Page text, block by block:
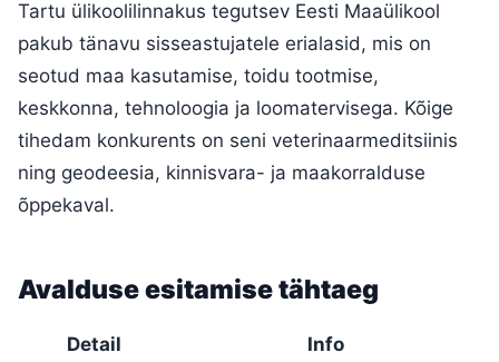
Tartu ülikoolilinnakus tegutsev Eesti Maaülikool
pakub tänavu sisseastujatele erialasid, mis on
seotud maa kasutamise, toidu tootmise,
keskkonna, tehnoloogia ja loomatervisega. Kõige
tihedam konkurents on seni veterinaarmeditsiinis
ning geodeesia, kinnisvara- ja maakorralduse
õppekaval.
Avalduse esitamise tähtaeg
Detail
Info